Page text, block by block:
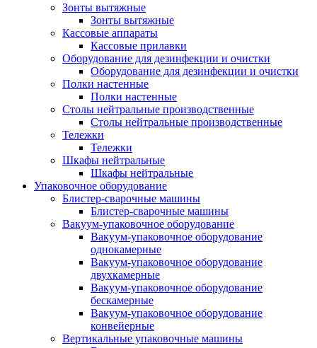
Зонты вытяжные
Зонты вытяжные
Кассовые аппараты
Кассовые прилавки
Оборудование для дезинфекции и очистки
Оборудование для дезинфекции и очистки
Полки настенные
Полки настенные
Столы нейтральные производственные
Столы нейтральные производственные
Тележки
Тележки
Шкафы нейтральные
Шкафы нейтральные
Упаковочное оборудование
Блистер-сварочные машины
Блистер-сварочные машины
Вакуум-упаковочное оборудование
Вакуум-упаковочное оборудование
однокамерные
Вакуум-упаковочное оборудование
двухкамерные
Вакуум-упаковочное оборудование
беcкамерные
Вакуум-упаковочное оборудование
конвейерные
Вертикальные упаковочные машины